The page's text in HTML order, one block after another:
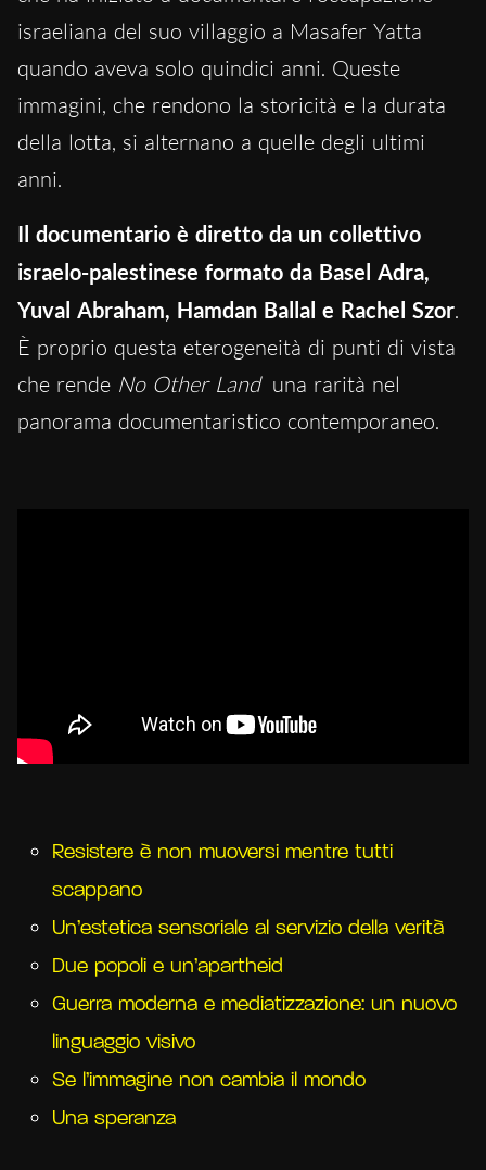
israeliana del suo villaggio a Masafer Yatta
quando aveva solo quindici anni. Queste
immagini, che rendono la storicità e la durata
della lotta, si alternano a quelle degli ultimi
anni.
Il documentario è diretto da un collettivo
israelo-palestinese formato da Basel Adra,
Yuval Abraham, Hamdan Ballal e Rachel Szor.
È proprio questa eterogeneità di punti di vista
che rende No Other Land una rarità nel
panorama documentaristico contemporaneo.
Resistere è non muoversi mentre tutti
scappano
Un’estetica sensoriale al servizio della verità
Due popoli e un’apartheid
Guerra moderna e mediatizzazione: un nuovo
linguaggio visivo
Se l’immagine non cambia il mondo
Una speranza